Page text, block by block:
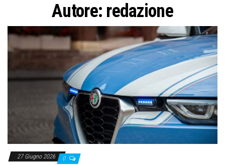
a
z
i
o
n
e
Autore: redazione
27 Giugno 2026 0